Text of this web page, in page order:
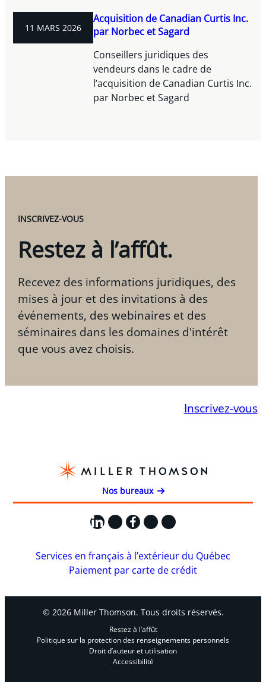
11 MARS 2026
Acquisition de Canadian Curtis Inc.
par Norbec et Sagard
Conseillers juridiques des
vendeurs dans le cadre de
l’acquisition de Canadian Curtis Inc.
par Norbec et Sagard
INSCRIVEZ-VOUS
Restez à l’affût.
Recevez des informations juridiques, des
mises à jour et des invitations à des
événements, des webinaires et des
séminaires dans les domaines d'intérêt
que vous avez choisis.
Inscrivez-vous
Nos bureaux
LinkedIn
X Facebook
Instagram
YouTube
Services en français à l’extérieur du Québec
Paiement par carte de crédit
© 2026 Miller Thomson. Tous droits réservés.
Restez à l’affût
Politique sur la protection des renseignements personnels
Droit d’auteur et utilisation
Accessibilité